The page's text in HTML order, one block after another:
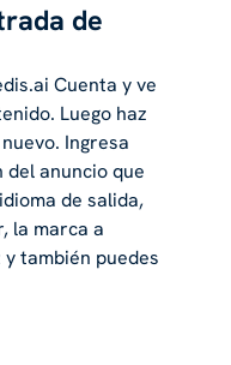
de
Cuenta y ve
Luego haz
Ingresa
anuncio que
de salida,
la marca a
también puedes